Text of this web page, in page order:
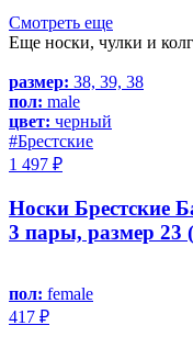
Смотреть еще
Еще носки, чулки и
размер: 38, 39, 38
пол: male
цвет: черный
#Брестские
1 497 ₽
Носки Брестские
3 пары, размер
пол: female
417 ₽